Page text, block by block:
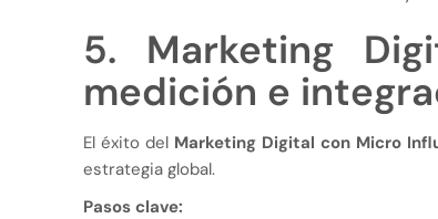
5. Marketing
medición e
El éxito del Marketing Digital con Micro
estrategia global.
Pasos clave: